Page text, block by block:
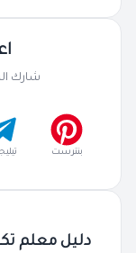
دليل معلم
شارك
بنترست